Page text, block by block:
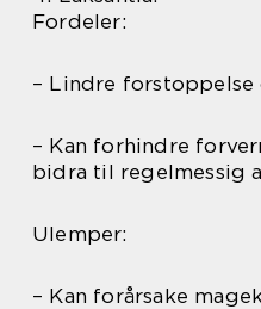
Fordeler:
– Lindre
– Kan forhindre
bidra til regelmessig
Ulemper:
– Kan forårsake